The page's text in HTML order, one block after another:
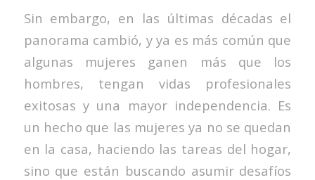
Sin embargo, en las últimas décadas el
panorama cambió, y ya es más común que
algunas mujeres ganen más que los
hombres, tengan vidas profesionales
exitosas y una mayor independencia. Es
un hecho que las mujeres ya no se quedan
en la casa, haciendo las tareas del hogar,
sino que están buscando asumir desafíos